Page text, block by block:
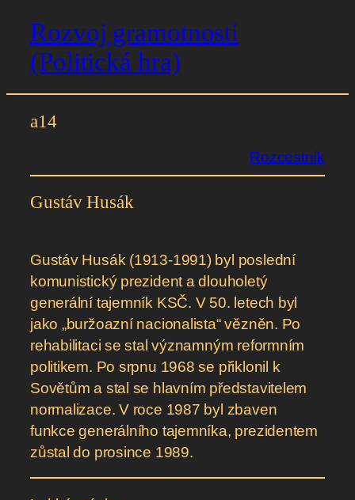
Přeskočit
obsah
Rozvoj gramotnosti
(Politická hra)
a14
Rozcestník
Gustáv Husák
Gustáv Husák (1913-1991) byl poslední
komunistický prezident a dlouholetý
generální tajemník KSČ. V 50. letech byl
jako „buržoazní nacionalista“ vězněn. Po
rehabilitaci se stal významným reformním
politikem. Po srpnu 1968 se přiklonil k
Sovětům a stal se hlavním představitelem
normalizace. V roce 1987 byl zbaven
funkce generálního tajemníka, prezidentem
zůstal do prosince 1989.